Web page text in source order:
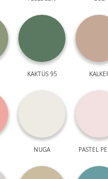
KAKTÜS 95
NUGA PASTEL